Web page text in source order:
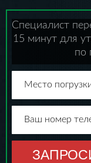
Специалист
15 минут для
по
Место
Ваш номер